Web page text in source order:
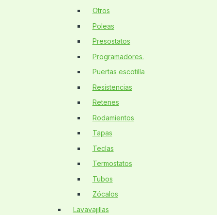
Otros
Poleas
Presostatos
Programadores.
Puertas escotilla
Resistencias
Retenes
Rodamientos
Tapas
Teclas
Termostatos
Tubos
Zócalos
Lavavajillas